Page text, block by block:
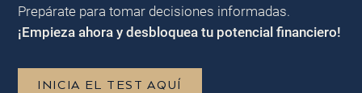
Prepárate para tomar decisiones informadas.
¡Empieza ahora y desbloquea tu potencial financiero!
INICIA EL TEST AQUÍ